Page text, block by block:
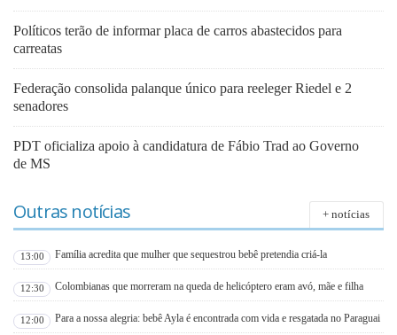
Políticos terão de informar placa de carros abastecidos para
carreatas
Federação consolida palanque único para reeleger Riedel e 2
senadores
PDT oficializa apoio à candidatura de Fábio Trad ao Governo
de MS
Outras notícias + notícias
13:00 Família acredita que mulher que sequestrou bebê pretendia criá-la
12:30 Colombianas que morreram na queda de helicóptero eram avó, mãe e filha
12:00 Para a nossa alegria: bebê Ayla é encontrada com vida e resgatada no Paraguai